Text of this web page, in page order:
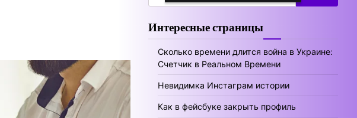
for:
Интересные страницы
Сколько времени длится война в Украине:
Счетчик в Реальном Времени
Невидимка Инстаграм истории
Как в фейсбуке закрыть профиль